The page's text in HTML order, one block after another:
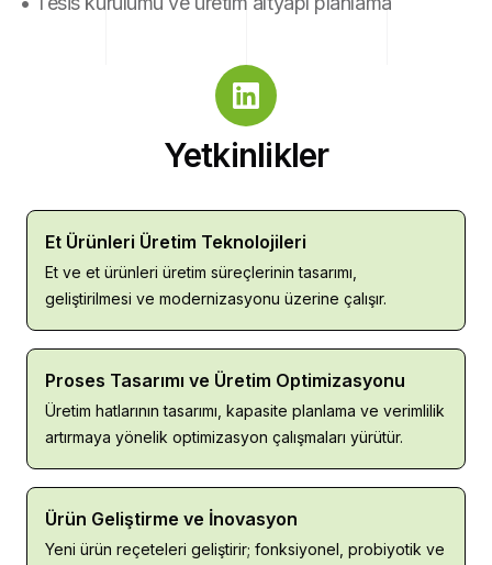
Yetkinlikler
Et Ürünleri Üretim Teknolojileri
Et ve et ürünleri üretim süreçlerinin tasarımı,
geliştirilmesi ve modernizasyonu üzerine çalışır.
Proses Tasarımı ve Üretim Optimizasyonu
Üretim hatlarının tasarımı, kapasite planlama ve verimlilik
artırmaya yönelik optimizasyon çalışmaları yürütür.
Ürün Geliştirme ve İnovasyon
Yeni ürün reçeteleri geliştirir; fonksiyonel, probiyotik ve